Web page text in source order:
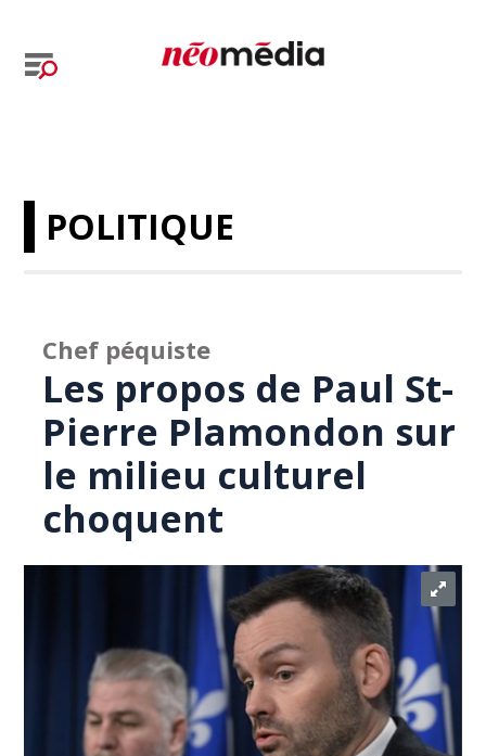
POLITIQUE
Chef péquiste
Les propos de Paul St-
Pierre Plamondon sur
le milieu culturel
choquent